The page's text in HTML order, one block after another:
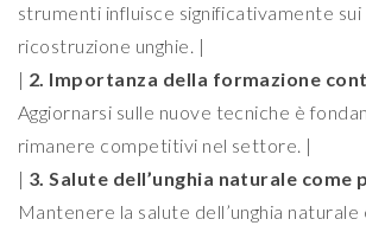
strumenti influisce significativamente
ricostruzione unghie. |
| 2. Importanza della formazione
Aggiornarsi sulle nuove tecniche è
rimanere competitivi nel settore. |
| 3. Salute dell’unghia naturale come
Mantenere la salute dell’unghia naturale